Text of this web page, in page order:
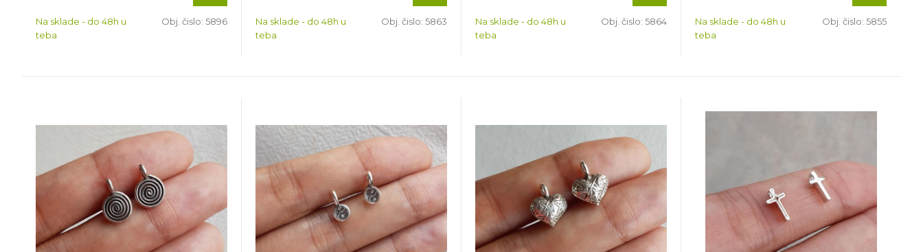
Na sklade - do 48h u
teba
Obj. čislo: 5896
Na sklade - do 48h u
teba
Obj. čislo: 5863
Na sklade - do 48h u
teba
Obj. čislo: 5864
Na sklade - do 48h u
teba
Obj. čislo: 5855